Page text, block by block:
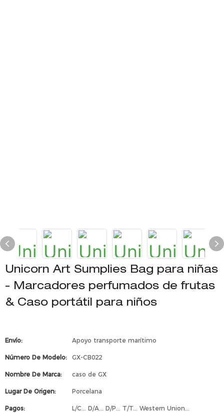
Unicorn Art Sumplies Bag para niñas
- Marcadores perfumados de frutas
& Caso portátil para niños
Envío: Apoyo transporte marítimo
Número De Modelo: GX-CB022
Nombre De Marca: caso de GX
Lugar De Origen: Porcelana
Pagos:
L/C... D/A... D/P... T/T... Western Union...